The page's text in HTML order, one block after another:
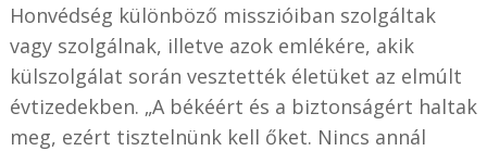
Honvédség különböző misszióiban szolgáltak
vagy szolgálnak, illetve azok emlékére, akik
külszolgálat során vesztették életüket az elmúlt
évtizedekben. „A békéért és a biztonságért haltak
meg, ezért tisztelnünk kell őket. Nincs annál